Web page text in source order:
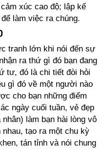
xúc cao độ; lập kế
làm việc ra chúng.
tranh lớn khi nói đến sự
ra thứ gì đó bạn đang
tư, đó là chi tiết đòi hỏi
gì đó về một người nào
cho bạn những điểm
ngày cuối tuần, vẻ đẹp
làm bạn hài lòng vô
tạo ra một chu kỳ
tán tỉnh và nói chung